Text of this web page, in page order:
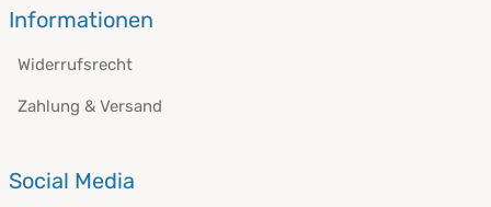
Informationen
Widerrufsrecht
Zahlung & Versand
Social Media